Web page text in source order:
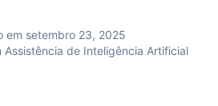
em setembro 23, 2025
de Inteligência Artificial